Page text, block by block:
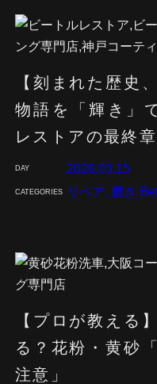
https://kirameki.ne.jp/faq
#00
【刻まれた歴史
物語を「輝き」
レストアの最終章
DAY 2026.03.15
CATEGORIES リペア, 磨き
【プロが教える
る？花粉・黄砂
注意」